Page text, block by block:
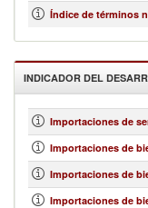
Índice de términos
INDICADOR DEL
Importaciones de
Importaciones de
Importaciones de
Importaciones de